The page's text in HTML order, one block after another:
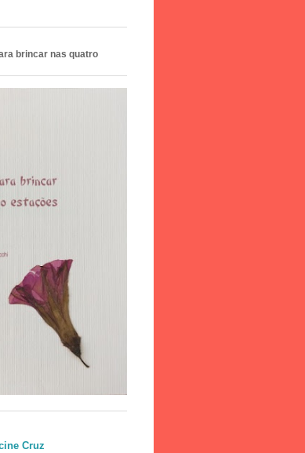
brincar nas quatro
Cruz